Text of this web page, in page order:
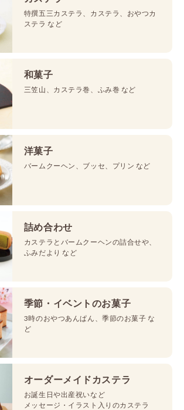
特撰五三カステラ、カステラ、おやつカ
ステラ など
和菓子
三笠山、カステラ巻、ふみ巻 など
洋菓子
バームクーヘン、ブッセ、プリン など
詰め合わせ
カステラとバームクーヘンの詰合せや、
ふみだより など
季節・イベントのお菓子
3時のおやつあんぱん、季節のお菓子 な
ど
オーダーメイドカステラ
お誕生日や出産祝いなど
メッセージ・イラスト入りのカステラ